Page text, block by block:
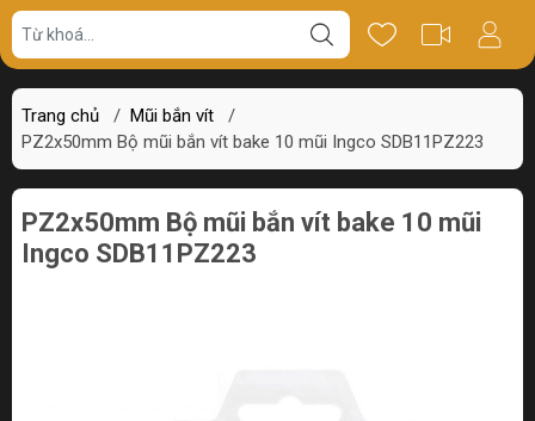
Trang chủ / Mũi bắn vít
/
PZ2x50mm Bộ mũi bắn vít bake 10 mũi Ingco SDB11PZ223
Giá bán Thông số Review
PZ2x50mm Bộ mũi bắn vít bake 10 mũi
Ingco SDB11PZ223